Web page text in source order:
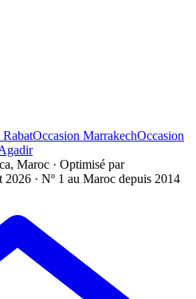
RabatOccasion MarrakechOccasion
Maroc · Optimisé par
2026 · Nº 1 au Maroc depuis 2014